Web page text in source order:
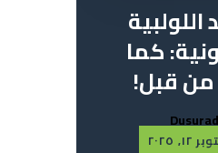
كما
من قبل!
١٢, ٢٠٢٥